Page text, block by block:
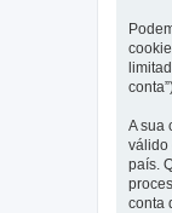
A sua
válido
país.
conta